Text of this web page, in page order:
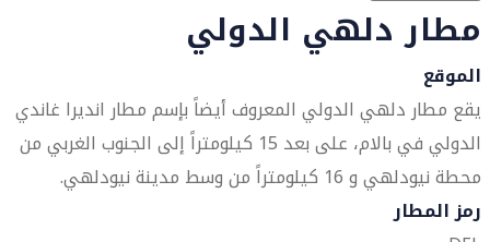
مطار دلهي الدولي
الموقع
يقع مطار دلهي الدولي المعروف أيضاً بإسم مطار انديرا غاندي
الدولي في بالام، على بعد 15 كيلومتراً إلى الجنوب الغربي من
محطة نيودلهي و 16 كيلومتراً من وسط مدينة نيودلهي.
رمز المطار